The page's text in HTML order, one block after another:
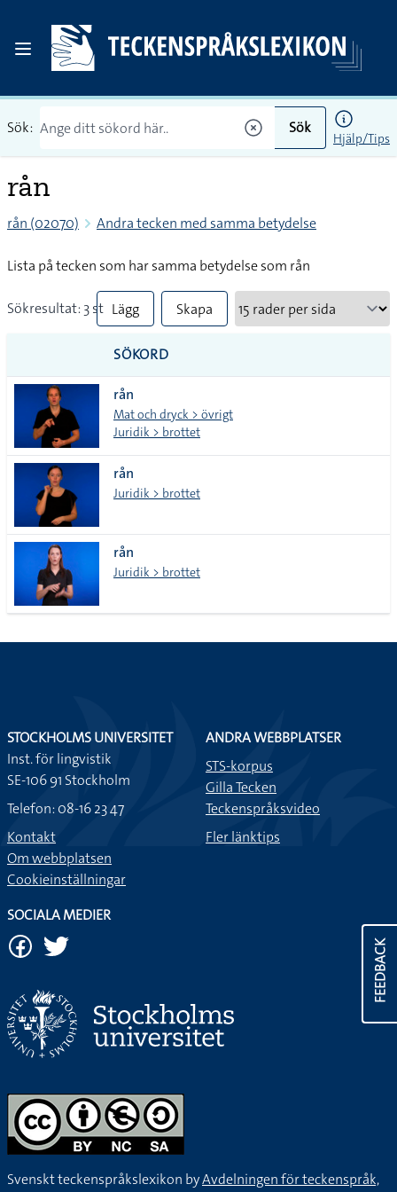
Sök: Sök
Hjälp/Tips
rån
rån (02070) Andra tecken med samma betydelse
Lista på tecken som har samma betydelse som rån
Sökresultat: 3 st Lägg
till
alla i
lista
Skapa
SÖKORD
rån
Mat och dryck > övrigt
Juridik > brottet
rån
Juridik > brottet
rån
Juridik > brottet
FEEDBACK
STOCKHOLMS UNIVERSITET
Inst. för lingvistik
SE-106 91 Stockholm
Telefon: 08-16 23 47
Kontakt
Om webbplatsen
Cookieinställningar
ANDRA WEBBPLATSER
STS-korpus
Gilla Tecken
Teckenspråksvideo
Fler länktips
SOCIALA MEDIER
Svenskt teckenspråkslexikon byAvdelningen för teckenspråk,